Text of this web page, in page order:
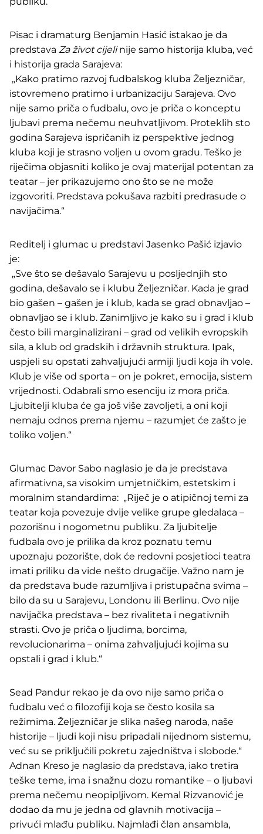
Pisac i dramaturg Benjamin Hasić istakao je da
predstava Za život cijelinije samo historija kluba, već
i historija grada Sarajeva:
„Kako pratimo razvoj fudbalskog kluba Željezničar,
istovremeno pratimo i urbanizaciju Sarajeva. Ovo
nije samo priča o fudbalu, ovo je priča o konceptu
ljubavi prema nečemu neuhvatljivom. Proteklih sto
godina Sarajeva ispričanih iz perspektive jednog
kluba koji je strasno voljen u ovom gradu. Teško je
riječima objasniti koliko je ovaj materijal potentan za
teatar – jer prikazujemo ono što se ne može
izgovoriti. Predstava pokušava razbiti predrasude o
navijačima.“
Reditelj i glumac u predstavi Jasenko Pašić izjavio
je:
„Sve što se dešavalo Sarajevu u posljednjih sto
godina, dešavalo se i klubu Željezničar. Kada je grad
bio gašen – gašen je i klub, kada se grad obnavljao –
obnavljao se i klub. Zanimljivo je kako su i grad i klub
često bili marginalizirani – grad od velikih evropskih
sila, a klub od gradskih i državnih struktura. Ipak,
uspjeli su opstati zahvaljujući armiji ljudi koja ih vole.
Klub je više od sporta – on je pokret, emocija, sistem
vrijednosti. Odabrali smo esenciju iz mora priča.
Ljubitelji kluba će ga još više zavoljeti, a oni koji
nemaju odnos prema njemu – razumjet će zašto je
toliko voljen.“
Glumac Davor Sabo naglasio je da je predstava
afirmativna, sa visokim umjetničkim, estetskim i
moralnim standardima: „Riječ je o atipičnoj temi za
teatar koja povezuje dvije velike grupe gledalaca –
pozorišnu i nogometnu publiku. Za ljubitelje
fudbala ovo je prilika da kroz poznatu temu
upoznaju pozorište, dok će redovni posjetioci teatra
imati priliku da vide nešto drugačije. Važno nam je
da predstava bude razumljiva i pristupačna svima –
bilo da su u Sarajevu, Londonu ili Berlinu. Ovo nije
navijačka predstava – bez rivaliteta i negativnih
strasti. Ovo je priča o ljudima, borcima,
revolucionarima – onima zahvaljujući kojima su
opstali i grad i klub.“
Sead Pandur rekao je da ovo nije samo priča o
fudbalu već o filozofiji koja se često kosila sa
režimima. Željezničar je slika našeg naroda, naše
historije – ljudi koji nisu pripadali nijednom sistemu,
već su se priključili pokretu zajedništva i slobode.“
Adnan Kreso je naglasio da predstava, iako tretira
teške teme, ima i snažnu dozu romantike – o ljubavi
prema nečemu neopipljivom. Kemal Rizvanović je
dodao da mu je jedna od glavnih motivacija –
privući mlađu publiku. Najmlađi član ansambla,